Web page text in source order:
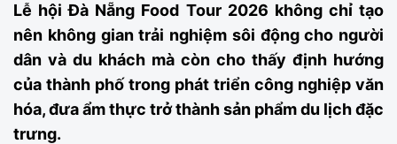
Lễ hội Đà Nẵng Food Tour 2026 không chỉ tạo
nên không gian trải nghiệm sôi động cho người
dân và du khách mà còn cho thấy định hướng
của thành phố trong phát triển công nghiệp văn
hóa, đưa ẩm thực trở thành sản phẩm du lịch đặc
trưng.